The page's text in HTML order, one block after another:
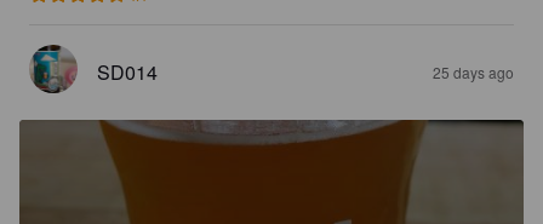
SD014 25 days ago